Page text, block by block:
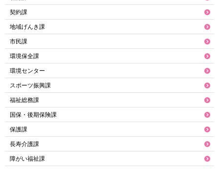
契約課
地域げんき課
市民課
環境保全課
環境センター
スポーツ振興課
福祉総務課
国保・後期保険課
保護課
長寿介護課
障がい福祉課